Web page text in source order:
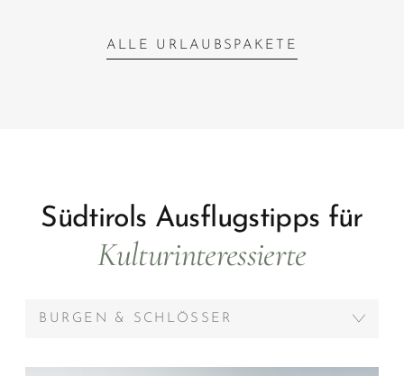
ALLE URLAUBSPAKETE
Südtirols Ausflugstipps für
Kulturinteressierte
BURGEN & SCHLÖSSER